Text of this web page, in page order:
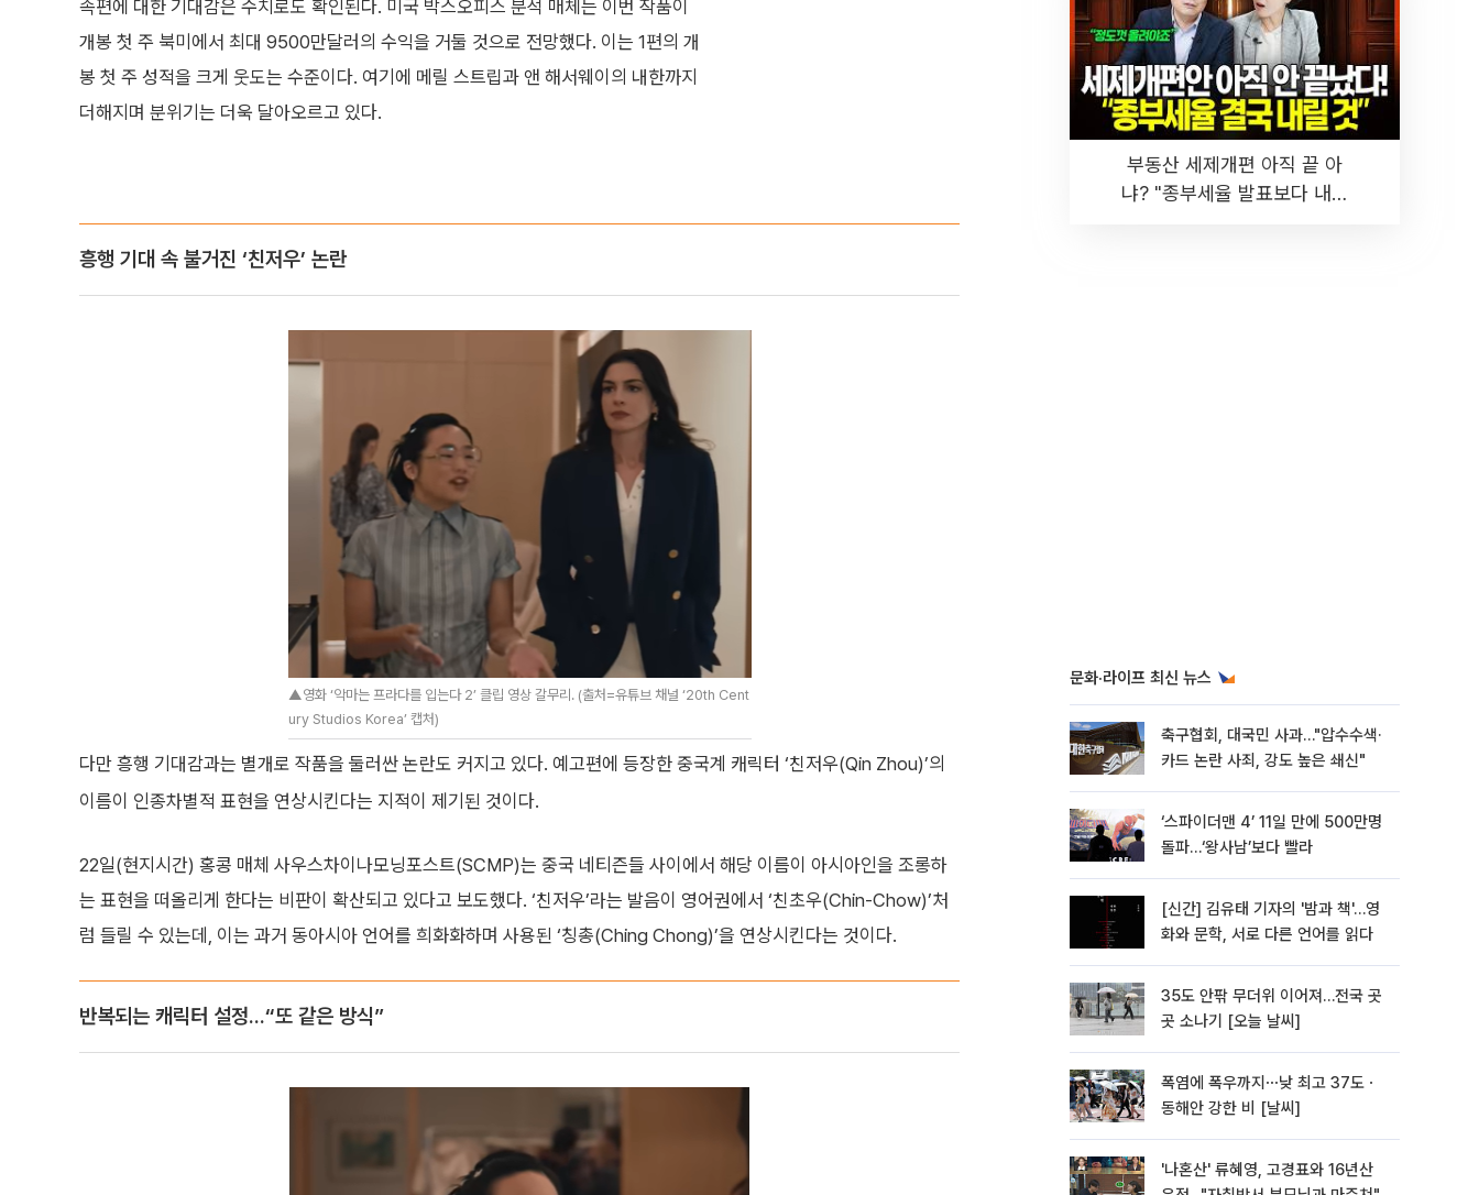
속편에 대한 기대감은 수치로도 확인된다. 미국 박스오피스 분석 매체는 이번 작품이
개봉 첫 주 북미에서 최대 9500만달러의 수익을 거둘 것으로 전망했다. 이는 1편의 개
봉 첫 주 성적을 크게 웃도는 수준이다. 여기에 메릴 스트립과 앤 해서웨이의 내한까지
더해지며 분위기는 더욱 달아오르고 있다.
흥행 기대 속 불거진 ‘친저우’ 논란
▲영화 ‘악마는 프라다를 입는다 2’ 클립 영상 갈무리. (출처=유튜브 채널 ‘20th Cent
ury Studios Korea’ 캡처)
다만 흥행 기대감과는 별개로 작품을 둘러싼 논란도 커지고 있다. 예고편에 등장한 중국계 캐릭터 ‘친저우(Qin Zhou)’의
이름이 인종차별적 표현을 연상시킨다는 지적이 제기된 것이다.
22일(현지시간) 홍콩 매체 사우스차이나모닝포스트(SCMP)는 중국 네티즌들 사이에서 해당 이름이 아시아인을 조롱하
는 표현을 떠올리게 한다는 비판이 확산되고 있다고 보도했다. ‘친저우’라는 발음이 영어권에서 ‘친초우(Chin-Chow)’처
럼 들릴 수 있는데, 이는 과거 동아시아 언어를 희화화하며 사용된 ‘칭총(Ching Chong)’을 연상시킨다는 것이다.
반복되는 캐릭터 설정...“또 같은 방식”
부동산 세제개편 아직 끝 아
냐? "종부세율 발표보다 내릴
문화·라이프 최신 뉴스
축구협회, 대국민 사과…"압수수색·
카드 논란 사죄, 강도 높은 쇄신"
‘스파이더맨 4’ 11일 만에 500만명
돌파…‘왕사남’보다 빨라
[신간] 김유태 기자의 '밤과 책'…영
화와 문학, 서로 다른 언어를 읽다
35도 안팎 무더위 이어져…전국 곳
곳 소나기 [오늘 날씨]
폭염에 폭우까지⋯낮 최고 37도ㆍ
동해안 강한 비 [날씨]
'나혼산' 류혜영, 고경표와 16년산